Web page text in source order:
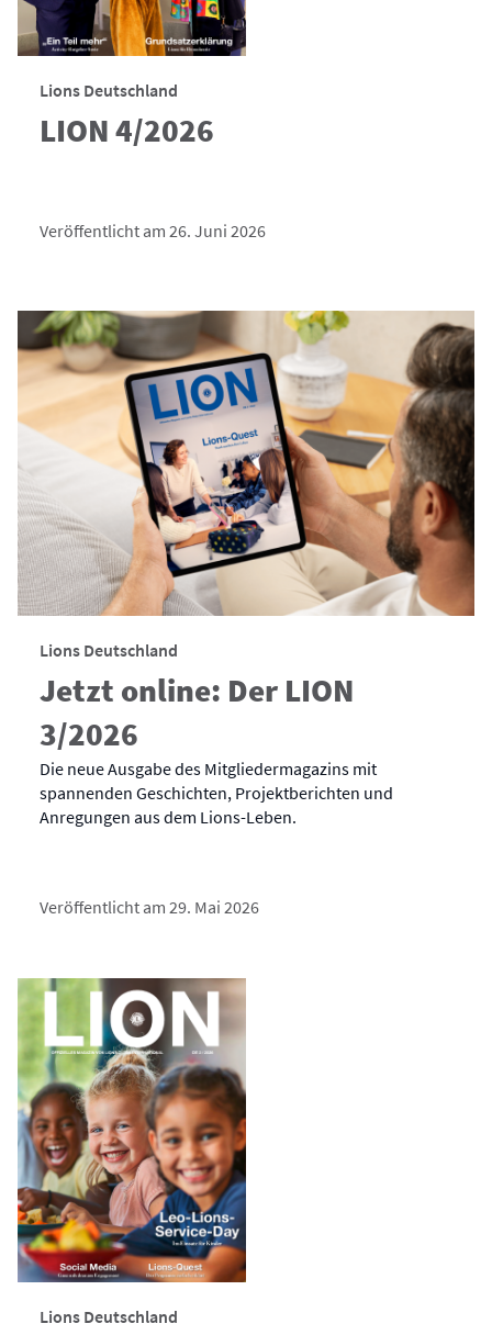
Lions Deutschland
LION 4/2026
Veröffentlicht am 26. Juni 2026
Lions Deutschland
Jetzt online: Der LION
3/2026
Die neue Ausgabe des Mitgliedermagazins mit
spannenden Geschichten, Projektberichten und
Anregungen aus dem Lions-Leben.
Veröffentlicht am 29. Mai 2026
Lions Deutschland